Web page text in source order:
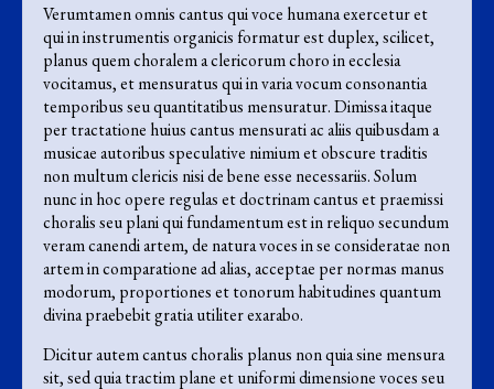
Verumtamen omnis cantus qui voce humana exercetur et
qui in instrumentis organicis formatur est duplex, scilicet,
planus quem choralem a clericorum choro in ecclesia
vocitamus, et mensuratus qui in varia vocum consonantia
temporibus seu quantitatibus mensuratur. Dimissa itaque
per tractatione huius cantus mensurati ac aliis quibusdam a
musicae autoribus speculative nimium et obscure traditis
non multum clericis nisi de bene esse necessariis. Solum
nunc in hoc opere regulas et doctrinam cantus et praemissi
choralis seu plani qui fundamentum est in reliquo secundum
veram canendi artem, de natura voces in se consideratae non
artem in comparatione ad alias, acceptae per normas manus
modorum, proportiones et tonorum habitudines quantum
divina praebebit gratia utiliter exarabo.
Dicitur autem cantus choralis planus non quia sine mensura
sit, sed quia tractim plane et uniformi dimensione voces seu